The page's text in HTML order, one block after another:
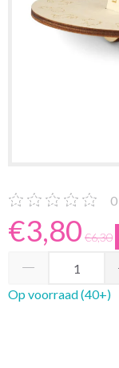
0
€3,80 €6,30
Op voorraad (40+)